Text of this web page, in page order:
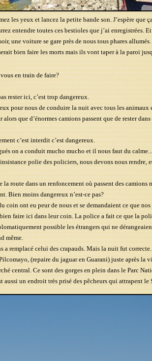
les yeux et lancez la petite bande son. J’espère que
entendre toutes ces bestioles que j’ai enregistrées.
une voiture se gare près de nous tous phares
bien faire les morts mais ils vont taper à la paroi
en train de faire?
rester ici, c’est trop dangereux.
pour nous de conduire la nuit avec tous les animaux
que d’énormes camions passent que de rester
c’est interdit c’est dangereux.
on a conduit mucho mucho et il nous faut du calme...
polie des policiers, nous devons nous rendre,
la route dans un renfoncement où passent des camions
Bien moins dangereux n’est-ce pas?
coin ont eu peur de nous et se demandaient ce que nos
faire ici dans leur coin. La police a fait ce que la
possible les étrangers qui ne
même.
a remplacé celui des crapauds. Mais la nuit fut correcte.
(repaire du jaguar en Guarani) juste après la
central. Ce sont des gorges en plein dans le Parc
aussi un endroit très prisé des pêcheurs qui attrapent le